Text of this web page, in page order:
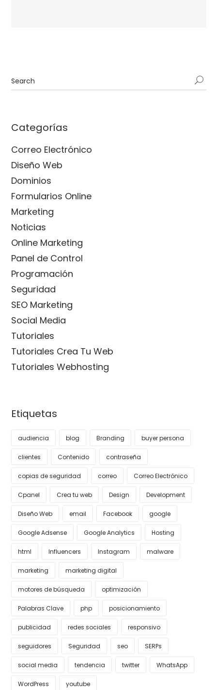
Categorías
Correo Electrónico
Diseño Web
Dominios
Formularios Online
Marketing
Noticias
Online Marketing
Panel de Control
Programación
Seguridad
SEO Marketing
Social Media
Tutoriales
Tutoriales Crea Tu Web
Tutoriales Webhosting
Etiquetas
audiencia blog Branding buyer persona
clientes Contenido contraseña
copias de seguridad correo Correo Electrónico
Cpanel Crea tu web Design Development
Diseño Web email Facebook google
Google Adsense Google Analytics Hosting
html Influencers Instagram malware
marketing marketing digital
motores de búsqueda optimización
Palabras Clave php posicionamiento
publicidad redes sociales responsivo
seguidores Seguridad seo SERPs
social media tendencia twitter WhatsApp
WordPress youtube